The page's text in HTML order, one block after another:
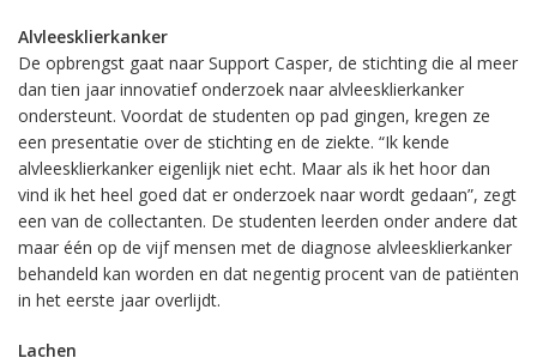
Alvleesklierkanker
De opbrengst gaat naar Support Casper, de stichting die al meer
dan tien jaar innovatief onderzoek naar alvleesklierkanker
ondersteunt. Voordat de studenten op pad gingen, kregen ze
een presentatie over de stichting en de ziekte. “Ik kende
alvleesklierkanker eigenlijk niet echt. Maar als ik het hoor dan
vind ik het heel goed dat er onderzoek naar wordt gedaan”, zegt
een van de collectanten. De studenten leerden onder andere dat
maar één op de vijf mensen met de diagnose alvleesklierkanker
behandeld kan worden en dat negentig procent van de patiënten
in het eerste jaar overlijdt.
Lachen